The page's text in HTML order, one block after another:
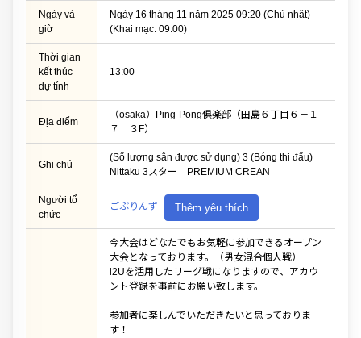
Ngày và
giờ
Ngày 16 tháng 11 năm 2025 09:20 (Chủ nhật)
(Khai mạc: 09:00)
Thời gian
kết thúc
dự tính
13:00
Địa điểm
（osaka）Ping-Pong俱楽部（田島６丁目６－１
７ ３F）
Ghi chú
(Số lượng sân được sử dụng) 3 (Bóng thi đấu)
Nittaku 3スター PREMIUM CREAN
Người tổ
chức
ごぶりんず Thêm yêu thích
今大会はどなたでもお気軽に参加できるオープン
大会となっております。（男女混合個人戦）
i2Uを活用したリーグ戦になりますので、アカウ
ント登録を事前にお願い致します。
参加者に楽しんでいただきたいと思っておりま
す！